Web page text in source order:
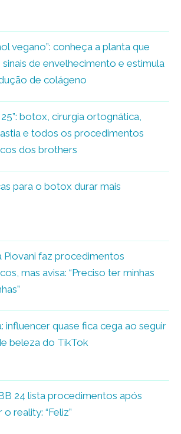
vegano”: conheça a planta que
sinais de envelhecimento e estimula
de colágeno
botox, cirurgia ortognática,
e todos os procedimentos
dos brothers
para o botox durar mais
Piovani faz procedimentos
mas avisa: “Preciso ter minhas
influencer quase fica cega ao seguir
beleza do TikTok
24 lista procedimentos após
o reality: “Feliz”